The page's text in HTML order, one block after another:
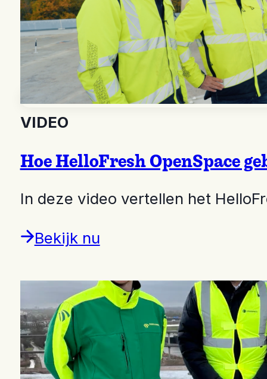
VIDEO
Hoe HelloFresh OpenSpace
In deze video vertellen het
Bekijk nu